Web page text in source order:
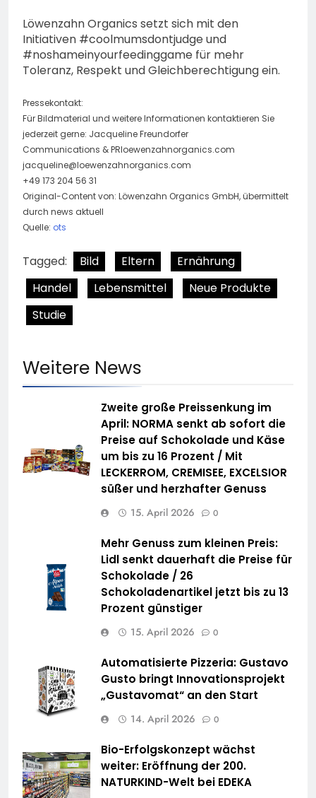
Löwenzahn Organics setzt sich mit den
Initiativen #coolmumsdontjudge und
#noshameinyourfeedinggame für mehr
Toleranz, Respekt und Gleichberechtigung ein.
Pressekontakt:
Für Bildmaterial und weitere Informationen kontaktieren Sie
jederzeit gerne: Jacqueline Freundorfer
Communications & PRloewenzahnorganics.com
jacqueline@loewenzahnorganics.com
+49 173 204 56 31
Original-Content von: Löwenzahn Organics GmbH, übermittelt
durch news aktuell
Quelle: ots
Tagged: Bild Eltern
Ernährung
Handel
Lebensmittel
Neue Produkte
Studie
Weitere News
Zweite große Preissenkung im
April: NORMA senkt ab sofort die
Preise auf Schokolade und Käse
um bis zu 16 Prozent / Mit
LECKERROM, CREMISEE, EXCELSIOR
süßer und herzhafter Genuss
15. April 2026 0
Mehr Genuss zum kleinen Preis:
Lidl senkt dauerhaft die Preise für
Schokolade / 26
Schokoladenartikel jetzt bis zu 13
Prozent günstiger
15. April 2026 0
Automatisierte Pizzeria: Gustavo
Gusto bringt Innovationsprojekt
„Gustavomat“ an den Start
14. April 2026 0
Bio-Erfolgskonzept wächst
weiter: Eröffnung der 200.
NATURKIND-Welt bei EDEKA